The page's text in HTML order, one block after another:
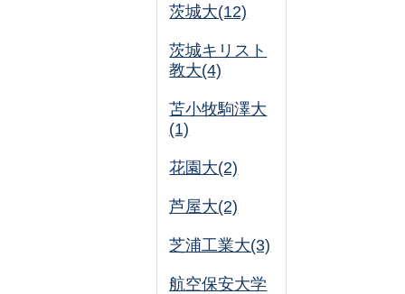
茨城大(12)
茨城キリスト
教大(4)
苫小牧駒澤大
(1)
花園大(2)
芦屋大(2)
芝浦工業大(3)
航空保安大学